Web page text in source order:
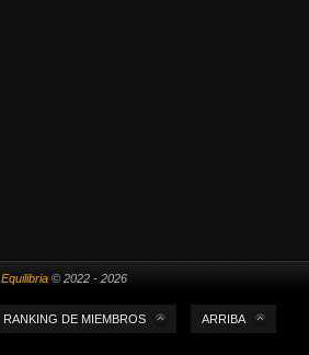
Equilibria© 2022 - 2026
RANKING DE MIEMBROS ARRIBA